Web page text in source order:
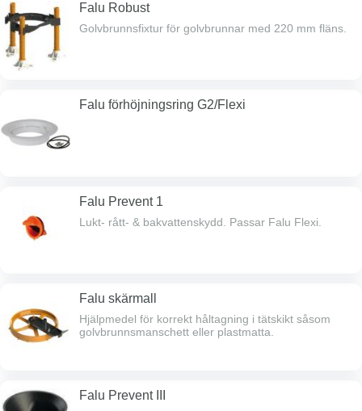
Falu Robust
Golvbrunnsfixtur för golvbrunnar med 220 mm fläns.
Falu förhöjningsring G2/Flexi
Falu Prevent 1
Lukt- rått- & bakvattenskydd. Passar Falu Flexi.
Falu skärmall
Hjälpmedel för korrekt håltagning i tätskikt såsom
golvbrunnsmanschett eller plastmatta.
Falu Prevent III